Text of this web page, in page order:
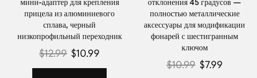
мини-адаптер для крепления
прицела из алюминиевого
сплава, черный
низкопрофильный переходник
$12.99 $10.99
отклонения 45 градусов —
полностью металлические
аксессуары для модификации
фонарей с шестигранным
ключом
$10.99 $7.99